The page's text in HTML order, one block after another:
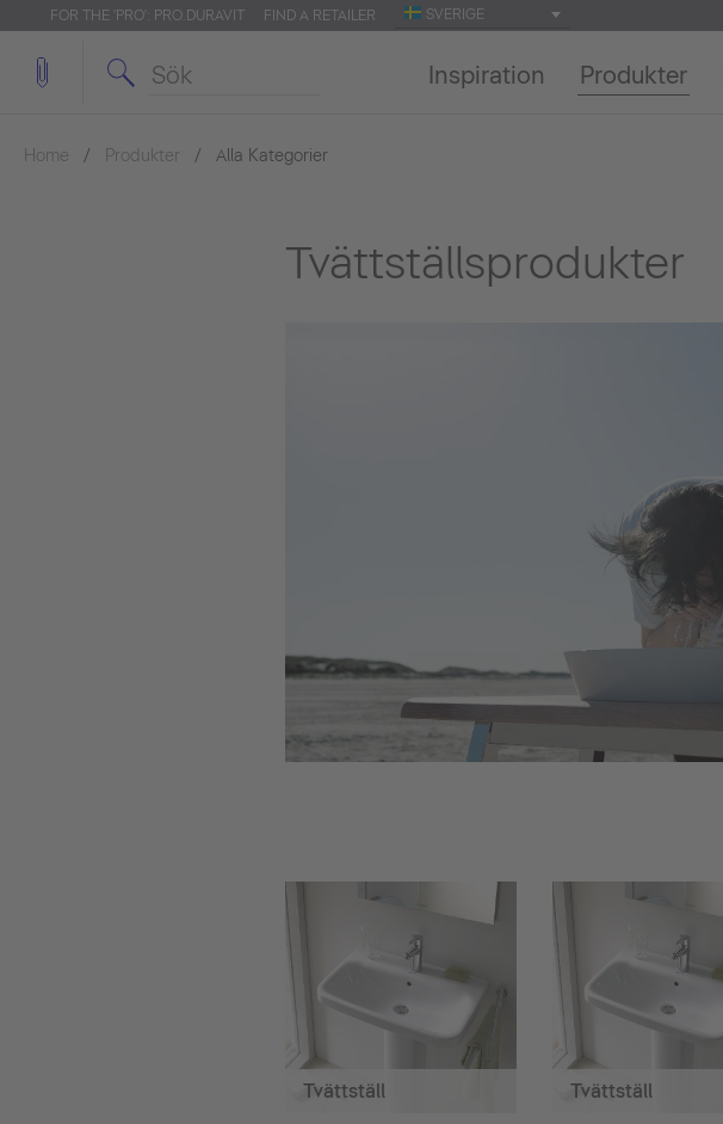
FOR THE 'PRO': PRO.DURAVIT FIND A RETAILER SVERIGE
Inspiration Produkter
Home Produkter Alla Kategorier
Tvättställsprodukter
Tvättställ Tvättställ